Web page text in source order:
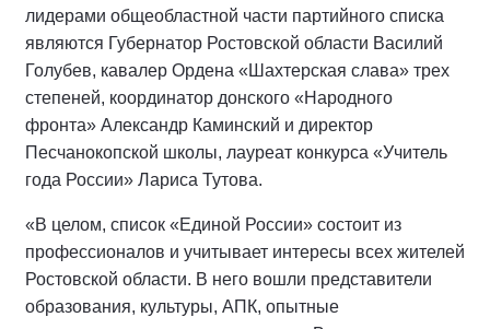
лидерами общеобластной части партийного списка
являются Губернатор Ростовской области Василий
Голубев, кавалер Ордена «Шахтерская слава» трех
степеней, координатор донского «Народного
фронта» Александр Каминский и директор
Песчанокопской школы, лауреат конкурса «Учитель
года России» Лариса Тутова.
«В целом, список «Единой России» состоит из
профессионалов и учитывает интересы всех жителей
Ростовской области. В него вошли представители
образования, культуры, АПК, опытные